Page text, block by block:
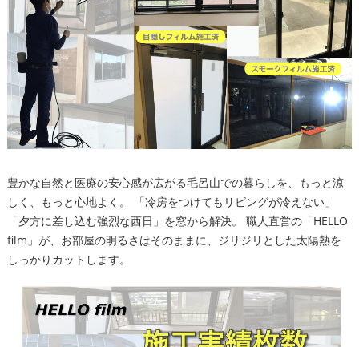
豊かな自然と医療の安心感が広がる毛呂山での暮らしを、もっと涼
しく、もっと心地よく。 「冷房をつけてもリビングが冷えない」
「夕方に差し込む強烈な西日」を窓から解決。 職人直営の「HELLO
film」が、お部屋の明るさはそのままに、ジリジリとした太陽熱を
しっかりカットします。